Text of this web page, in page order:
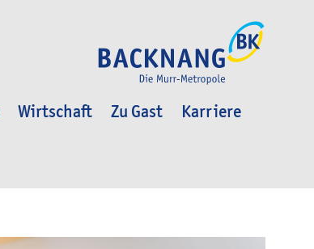
Wirtschaft Zu Gast
Karriere